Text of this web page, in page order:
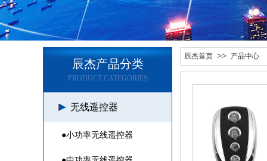
辰杰产品分类
PRODUCT CATEGORIES
辰杰首页 >> 产品中心
无线遥控器
●小功率无线遥控器